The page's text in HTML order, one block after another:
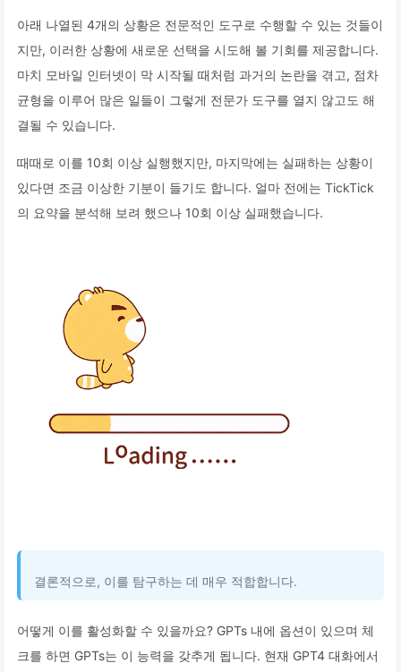
아래 나열된 4개의 상황은 전문적인 도구로 수행할 수 있는 것들이
지만, 이러한 상황에 새로운 선택을 시도해 볼 기회를 제공합니다.
마치 모바일 인터넷이 막 시작될 때처럼 과거의 논란을 겪고, 점차
균형을 이루어 많은 일들이 그렇게 전문가 도구를 열지 않고도 해
결될 수 있습니다.
때때로 이를 10회 이상 실행했지만, 마지막에는 실패하는 상황이
있다면 조금 이상한 기분이 들기도 합니다. 얼마 전에는 TickTick
의 요약을 분석해 보려 했으나 10회 이상 실패했습니다.
결론적으로, 이를 탐구하는 데 매우 적합합니다.
어떻게 이를 활성화할 수 있을까요? GPTs 내에 옵션이 있으며 체
크를 하면 GPTs는 이 능력을 갖추게 됩니다. 현재 GPT4 대화에서